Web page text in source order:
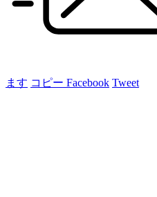
ます コピー Facebook Tweet